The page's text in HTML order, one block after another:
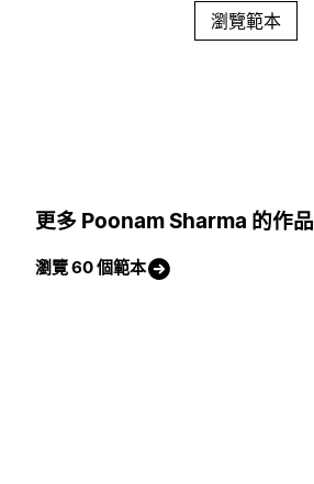
瀏覽範本
更多 Poonam Sharma 的作品
瀏覽 60 個範本